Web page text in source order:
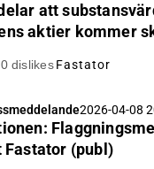
att
aktier kommer
0 dislikes Fastator
2026-04-08
(publ)